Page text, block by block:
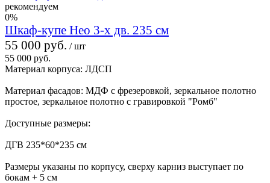
рекомендуем
0%
Шкаф-купе Нео 3-х дв. 235 см
55 000 руб. / шт
55 000 руб.
Материал корпуса: ЛДСП
Материал фасадов: МДФ с фрезеровкой, зеркальное полотно
простое, зеркальное полотно с гравировкой "Ромб"
Доступные размеры:
ДГВ 235*60*235 см
Размеры указаны по корпусу, сверху карниз выступает по
бокам + 5 см